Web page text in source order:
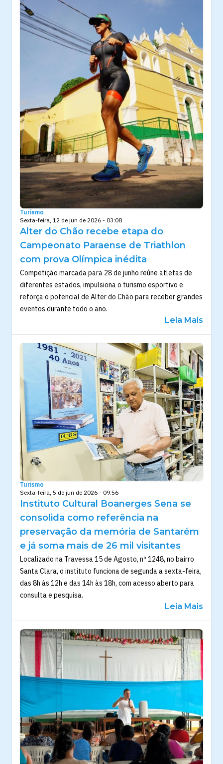
Turismo
Sexta-feira, 12 de jun de 2026 - 03:08
Alter do Chão recebe etapa do
Campeonato Paraense de Triathlon
com prova Olímpica inédita
Competição marcada para 28 de junho reúne atletas de
diferentes estados, impulsiona o turismo esportivo e
reforça o potencial de Alter do Chão para receber grandes
eventos durante todo o ano.
Leia Mais
Turismo
Sexta-feira, 5 de jun de 2026 - 09:56
Instituto Cultural Boanerges Sena se
consolida como referência na
preservação da memória de Santarém
e já soma mais de 26 mil visitantes
Localizado na Travessa 15 de Agosto, nº 1248, no bairro
Santa Clara, o instituto funciona de segunda a sexta-feira,
das 8h às 12h e das 14h às 18h, com acesso aberto para
consulta e pesquisa.
Leia Mais